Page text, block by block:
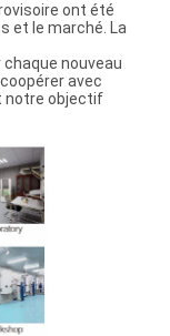
ont été
et le marché. La
nouveau
avec
notre objectif